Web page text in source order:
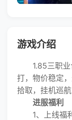
游戏介绍
1.85三职业
打，物价稳定
拾取，挂机巡
进服福利
1、上线福利